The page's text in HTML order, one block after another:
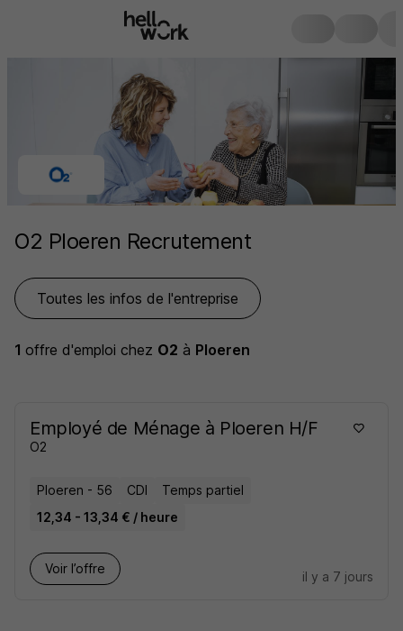
O2 Ploeren Recrutement
Toutes les infos de l'entreprise
1 offre d'emploi chez O2 à Ploeren
Employé de Ménage à Ploeren H/F
O2
Ploeren - 56 CDI
Temps partiel
12,34 - 13,34 € / heure
Voir l’offre
il y a 7 jours